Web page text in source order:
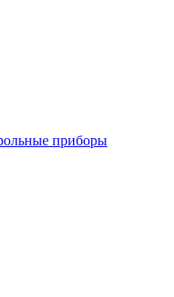
приборы